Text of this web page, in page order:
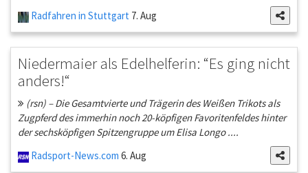
Radfahren in Stuttgart 7. Aug
Niedermaier als Edelhelferin: “Es ging nicht
anders!“
(rsn) – Die Gesamtvierte und Trägerin des Weißen Trikots als
Zugpferd des immerhin noch 20-köpfigen Favoritenfeldes hinter
der sechsköpfigen Spitzengruppe um Elisa Longo ....
Radsport-News.com 6. Aug